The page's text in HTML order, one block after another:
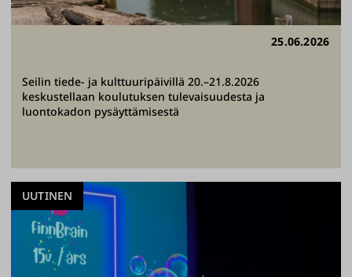
25.06.2026
Seilin tiede- ja kulttuuripäivillä 20.–21.8.2026
keskustellaan koulutuksen tulevaisuudesta ja
luontokadon pysäyttämisestä
UUTINEN